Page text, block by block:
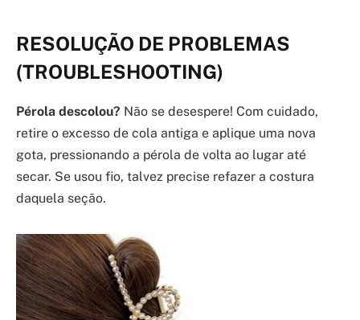
RESOLUÇÃO DE PROBLEMAS
(TROUBLESHOOTING)
Pérola descolou? Não se desespere! Com cuidado,
retire o excesso de cola antiga e aplique uma nova
gota, pressionando a pérola de volta ao lugar até
secar. Se usou fio, talvez precise refazer a costura
daquela seção.